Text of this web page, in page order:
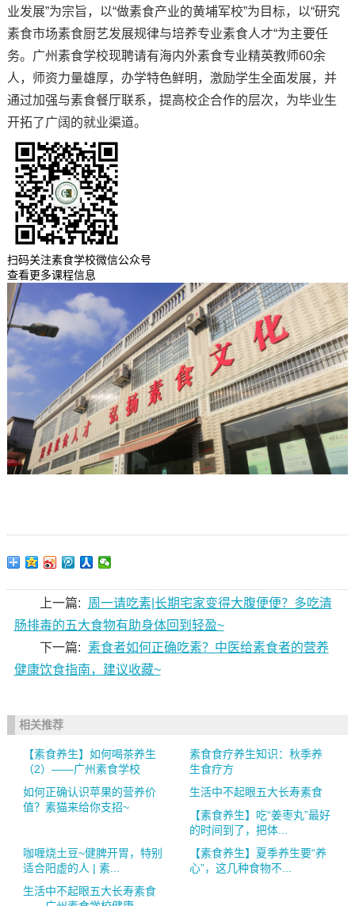
业发展”为宗旨，以“做素食产业的黄埔军校”为目标，以“研究
素食市场素食厨艺发展规律与培养专业素食人才“为主要任
务。广州素食学校现聘请有海内外素食专业精英教师60余
人，师资力量雄厚，办学特色鲜明，激励学生全面发展，并
通过加强与素食餐厅联系，提高校企合作的层次，为毕业生
开拓了广阔的就业渠道。
扫码关注素食学校微信公众号
查看更多课程信息
上一篇:
周一请吃素|长期宅家变得大腹便便？多吃清
肠排毒的五大食物有助身体回到轻盈~
下一篇: 素食者如何正确吃素？中医给素食者的营养
健康饮食指南，建议收藏~
相关推荐
【素食养生】如何喝茶养生
（2）——广州素食学校
素食食疗养生知识：秋季养
生食疗方
如何正确认识苹果的营养价
值？素猫来给你支招~
生活中不起眼五大长寿素食
【素食养生】吃“姜枣丸”最好
的时间到了，把体...
咖喱烧土豆~健脾开胃，特别
适合阳虚的人 | 素...
【素食养生】夏季养生要“养
心”，这几种食物不...
生活中不起眼五大长寿素食